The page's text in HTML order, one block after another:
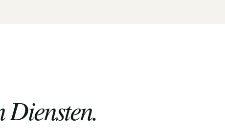
Diensten.